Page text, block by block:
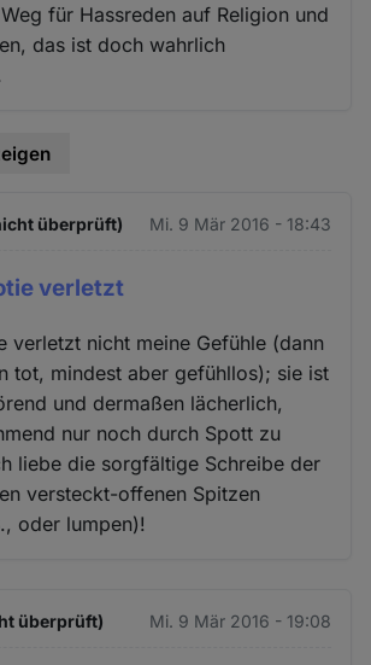
für Hassreden auf Religion und
das ist doch wahrlich
überprüft) Mi. 9 Mär 2016 - 18:43
verletzt
verletzt nicht meine Gefühle (dann
tot, mindest aber gefühllos); sie ist
und dermaßen lächerlich,
nur noch durch Spott zu
liebe die sorgfältige Schreibe der
versteckt-offenen Spitzen
oder lumpen)!
überprüft) Mi. 9 Mär 2016 - 19:08